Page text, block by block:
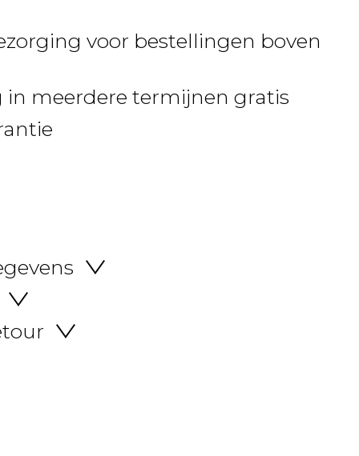
voor bestellingen boven
in meerdere termijnen gratis